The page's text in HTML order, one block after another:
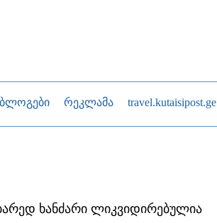
ბლოგები რეკლამა travel.kutaisipost.ge
ხანძარი ლიკვიდირებულია